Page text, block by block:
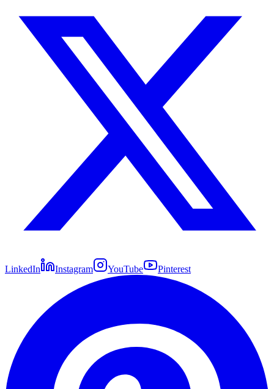
LinkedIn Instagram YouTube Pinterest